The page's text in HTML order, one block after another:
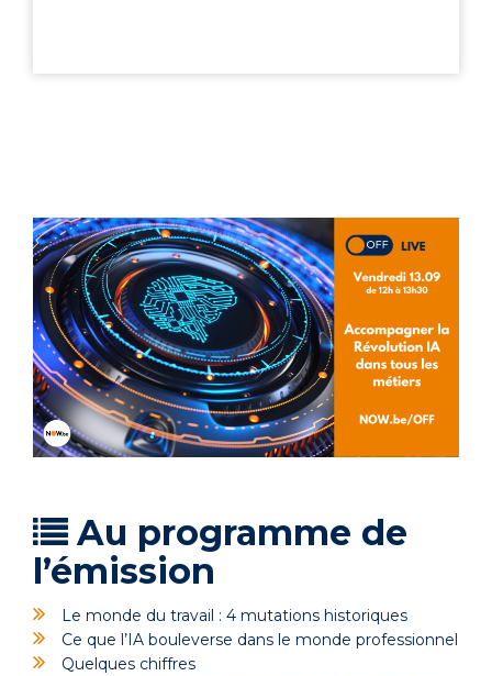
Au programme de
l’émission
Le monde du travail : 4 mutations historiques
Ce que l’IA bouleverse dans le monde professionnel
Quelques chiffres